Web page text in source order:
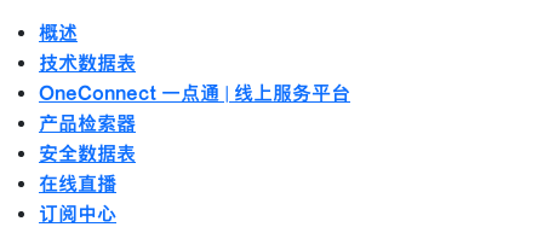
概述
技术数据表
OneConnect 一点通 | 线上服务平台
产品检索器
安全数据表
在线直播
订阅中心